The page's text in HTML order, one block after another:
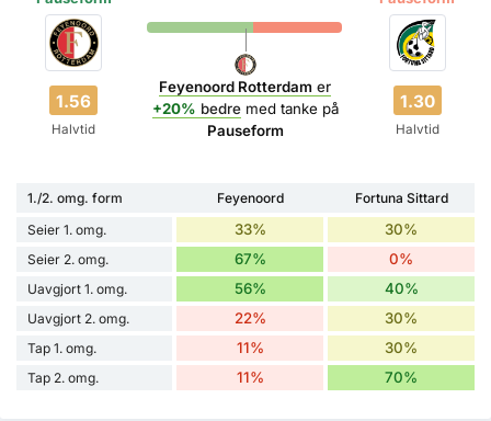
1.56
Halvtid
Feyenoord Rotterdam er
+20% bedremed tanke på
Pauseform
1.30
Halvtid
1./2. omg. form Feyenoord
Fortuna Sittard
Seier 1. omg.
33% 30%
Seier 2. omg. 67% 0%
Uavgjort 1. omg. 56% 40%
Uavgjort 2. omg. 22% 30%
Tap 1. omg. 11% 30%
Tap 2. omg. 11% 70%